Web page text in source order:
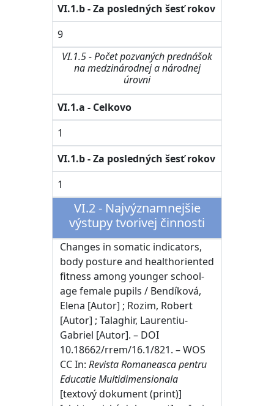
VI.1.b - Za posledných šesť rokov
9
VI.1.5 - Počet pozvaných prednášok
na medzinárodnej a národnej
úrovni
VI.1.a - Celkovo
1
VI.1.b - Za posledných šesť rokov
1
VI.2 - Najvýznamnejšie
výstupy tvorivej činnosti
Changes in somatic indicators,
body posture and healthoriented
fitness among younger school-
age female pupils / Bendíková,
Elena [Autor] ; Rozim, Robert
[Autor] ; Talaghir, Laurentiu-
Gabriel [Autor]. – DOI
10.18662/rrem/16.1/821. – WOS
CC In: Revista Romaneasca pentru
Educatie Multidimensionala
[textový dokument (print)]